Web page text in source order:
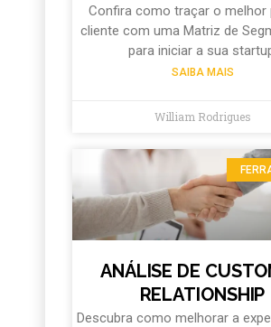
Confira como traçar o melhor
cliente com uma Matriz de
para iniciar a sua
SAIBA MAIS
William Rodrigues
ANÁLISE DE
RELATIONSHIP
Descubra como melhorar a